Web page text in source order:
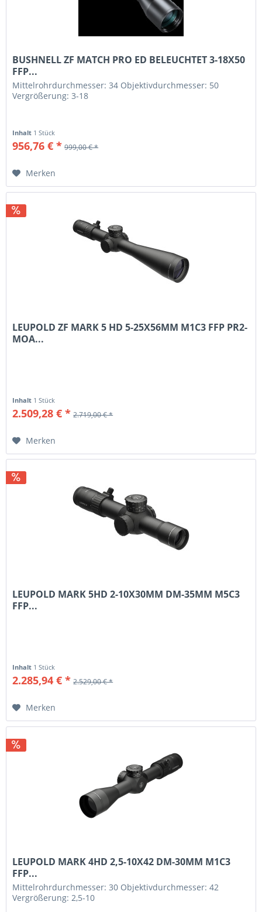
BUSHNELL ZF MATCH PRO ED BELEUCHTET 3-18X50
FFP...
Mittelrohrdurchmesser: 34 Objektivdurchmesser: 50
Vergrößerung: 3-18
Inhalt 1 Stück
956,76 € * 999,00 € *
Merken
LEUPOLD ZF MARK 5 HD 5-25X56MM M1C3 FFP PR2-
MOA...
Inhalt 1 Stück
2.509,28 € * 2.719,00 € *
Merken
LEUPOLD MARK 5HD 2-10X30MM DM-35MM M5C3
FFP...
Inhalt 1 Stück
2.285,94 € * 2.529,00 € *
Merken
LEUPOLD MARK 4HD 2,5-10X42 DM-30MM M1C3
FFP...
Mittelrohrdurchmesser: 30 Objektivdurchmesser: 42
Vergrößerung: 2,5-10